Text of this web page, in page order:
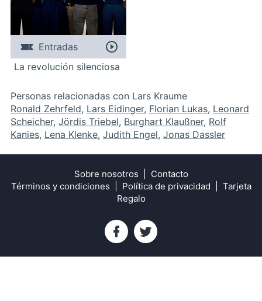
Entradas
La revolución silenciosa
Personas relacionadas con Lars Kraume
Ronald Zehrfeld, Lars Eidinger, Florian Lukas, Leonard
Scheicher, Jördis Triebel, Burghart Klaußner, Rolf
Kanies, Lena Klenke, Judith Engel, Jonas Dassler
Sobre nosotros
Contacto
Términos y condiciones
Política de privacidad
Tarjeta
Regalo